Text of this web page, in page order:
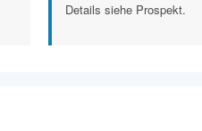
Details siehe Prospekt.